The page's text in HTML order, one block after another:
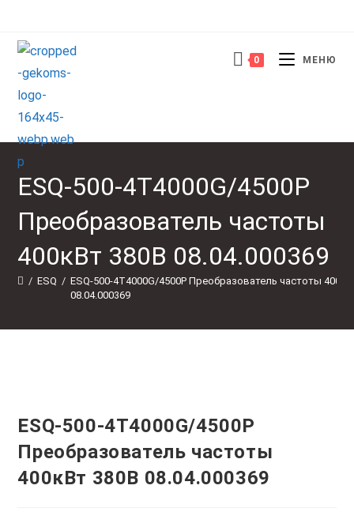
содержимому
0 МЕНЮ
ESQ-500-4T4000G/4500P
Преобразователь частоты
400кВт 380В 08.04.000369
/ ESQ / ESQ-500-4T4000G/4500P Преобразователь частоты
08.04.000369
ESQ-500-4T4000G/4500P
Преобразователь частоты
400кВт 380В 08.04.000369